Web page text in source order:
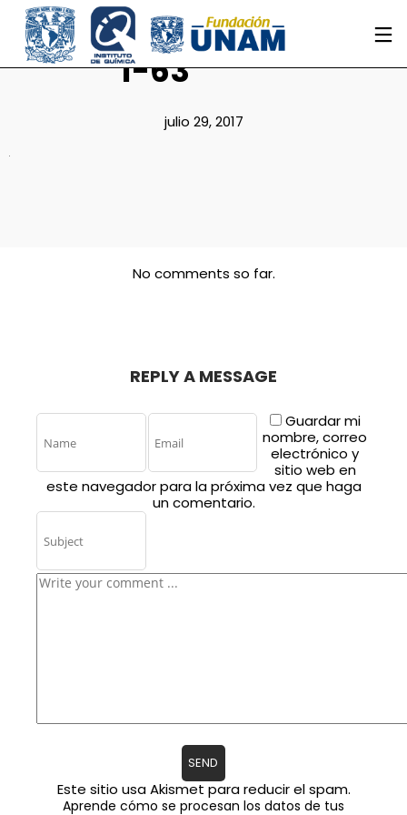
1-63
julio 29, 2017
No comments so far.
REPLY A MESSAGE
Guardar mi
nombre, correo
electrónico y
sitio web en
este navegador para la próxima vez que haga
un comentario.
Este sitio usa Akismet para reducir el spam.
Aprende cómo se procesan los datos de tus